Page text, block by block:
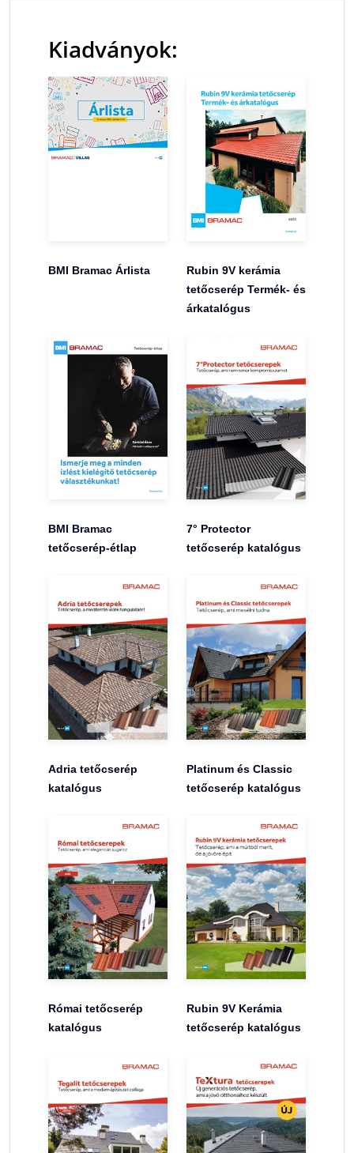
Kiadványok:
BMI Bramac Árlista
Rubin 9V kerámia
tetőcserép Termék- és
árkatalógus
BMI Bramac
tetőcserép-étlap
7° Protector
tetőcserép katalógus
Adria tetőcserép
katalógus
Platinum és Classic
tetőcserép katalógus
Római tetőcserép
katalógus
Rubin 9V Kerámia
tetőcserép katalógus